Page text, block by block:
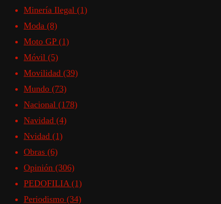
Minería Ilegal (1)
Moda (8)
Moto GP (1)
Móvil (5)
Movilidad (39)
Mundo (73)
Nacional (178)
Navidad (4)
Nvidad (1)
Obras (6)
Opinión (306)
PEDOFILIA (1)
Periodismo (34)